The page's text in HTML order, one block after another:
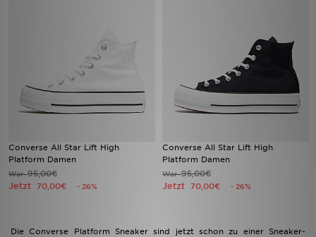
Converse All Star Lift High
Platform Damen
War95,00€
Jetzt 70,00€ - 26%
Converse All Star Lift High
Platform Damen
War95,00€
Jetzt 70,00€ - 26%
Die Converse Platform Sneaker sind jetzt schon zu einer Sneaker-